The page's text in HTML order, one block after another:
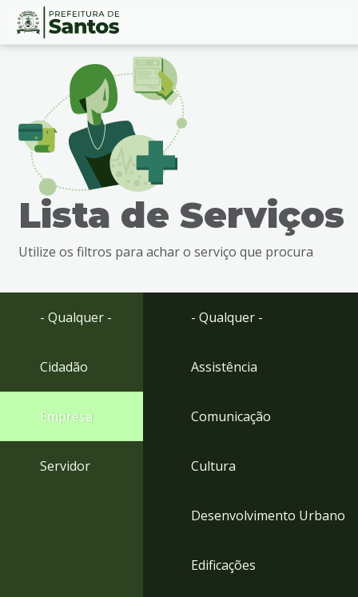
Ir
busca
Ir
Conteúdo
Lista de Serviços
Utilize os filtros para achar o serviço que procura
- Qualquer -
Cidadão
Empresa
Servidor
- Qualquer -
Assistência
Comunicação
Cultura
Desenvolvimento Urbano
Edificações